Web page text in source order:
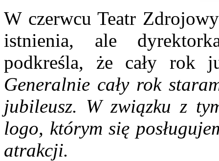
W czerwcu Teatr
istnienia, ale
podkreśla, że cały rok
Generalnie cały rok
jubileusz. W związku z
logo, którym się
atrakcji.